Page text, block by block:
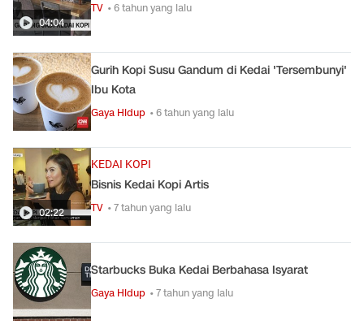
04:04
TV • 6 tahun yang lalu
Gurih Kopi Susu Gandum di Kedai 'Tersembunyi'
Ibu Kota
Gaya Hidup • 6 tahun yang lalu
02:22
KEDAI KOPI
Bisnis Kedai Kopi Artis
TV • 7 tahun yang lalu
Starbucks Buka Kedai Berbahasa Isyarat
Gaya Hidup • 7 tahun yang lalu